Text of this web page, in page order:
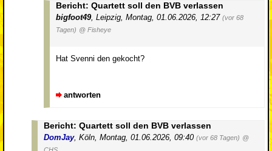
Bericht: Quartett soll den BVB verlassen
bigfoot49, Leipzig, Montag, 01.06.2026, 12:27 (vor 68
Tagen) @ Fisheye
Hat Svenni den gekocht?
antworten
Bericht: Quartett soll den BVB verlassen
DomJay, Köln, Montag, 01.06.2026, 09:40 (vor 68 Tagen) @